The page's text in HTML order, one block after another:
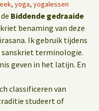
, yoga, yogalessen
Biddende gedraaide
benaming van deze
Ik gebruik tijdens
sanskriet terminologie.
geven in het latijn. En
classificeren van
studeert of